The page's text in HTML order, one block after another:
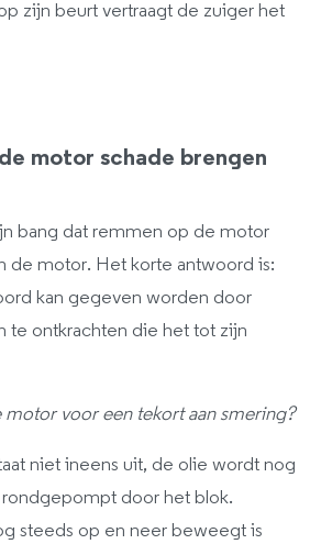
zijn beurt vertraagt de zuiger het
motor schade brengen
bang dat remmen op de motor
de motor. Het korte antwoord is:
kan gegeven worden door
te ontkrachten die het tot zijn
voor een tekort aan smering?
niet ineens uit, de olie wordt nog
door het blok.
steeds op en neer beweegt is